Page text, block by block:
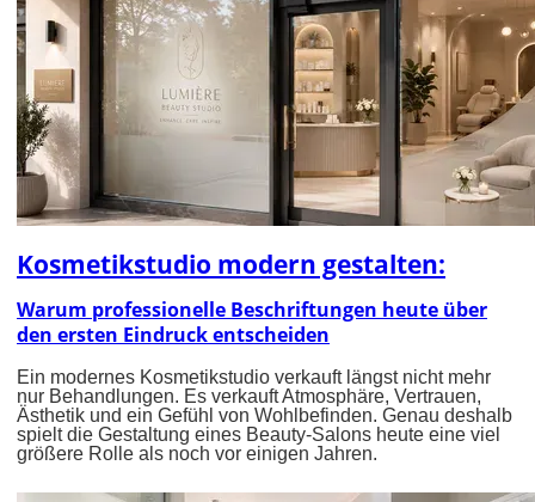
Kosmetikstudio modern gestalten:
Warum professionelle Beschriftungen heute über
den ersten Eindruck entscheiden
Ein modernes Kosmetikstudio verkauft längst nicht mehr
nur Behandlungen. Es verkauft Atmosphäre, Vertrauen,
Ästhetik und ein Gefühl von Wohlbefinden. Genau deshalb
spielt die Gestaltung eines Beauty-Salons heute eine viel
größere Rolle als noch vor einigen Jahren.